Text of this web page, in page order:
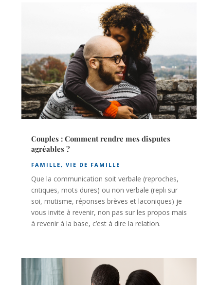
Couples : Comment rendre mes disputes
agréables ?
FAMILLE, VIE DE FAMILLE
Que la communication soit verbale (reproches,
critiques, mots dures) ou non verbale (repli sur
soi, mutisme, réponses brèves et laconiques) je
vous invite à revenir, non pas sur les propos mais
à revenir à la base, c’est à dire la relation.